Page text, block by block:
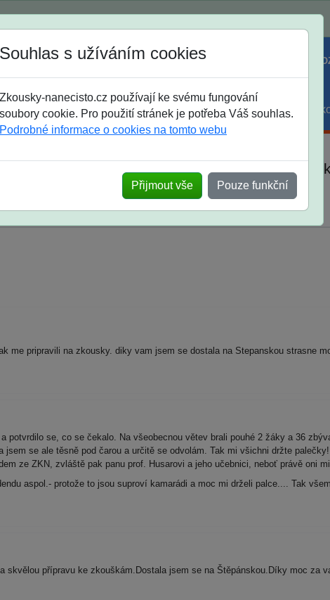
Jak si vybrat
8. třída 9. třída střední maturanti soutěže prázdniny
SŠ? Vaše ohlasy po skutečných přijímacích
Souhlas s užíváním cookies
Zkousky-nanecisto.cz používají ke svému fungování
soubory cookie. Pro použití stránek je potřeba Váš souhlas.
Podrobné informace o cookies na tomto webu
Přijmout vše Pouze funkční
me pripravili na zkousky. diky vam jsem se dostala na Stepanskou strasne
potvrdilo se, co se čekalo. Na všeobecnou větev brali pouhé 2 žáky a 36
se ale těsně pod čarou a určitě se odvolám. Tak mi všichni držte
ze ZKN, zvláště pak panu prof. Husarovi a jeho učebnici, neboť právě oni
aspol.- protože to jsou suproví kamarádi a moc mi drželi palce.... Tak
skvělou přípravu ke zkouškám.Dostala jsem se na Štěpánskou.Díky moc za